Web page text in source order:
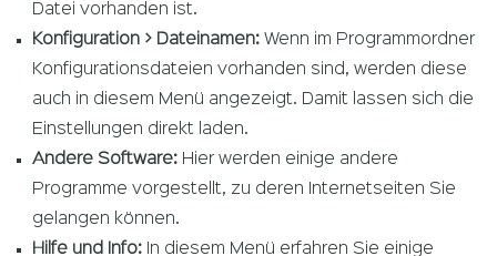
Datei vorhanden ist.
Konfiguration > Dateinamen: Wenn im Programmordner
Konfigurationsdateien vorhanden sind, werden diese
auch in diesem Menü angezeigt. Damit lassen sich die
Einstellungen direkt laden.
Andere Software: Hier werden einige andere
Programme vorgestellt, zu deren Internetseiten Sie
gelangen können.
Hilfe und Info: In diesem Menü erfahren Sie einige